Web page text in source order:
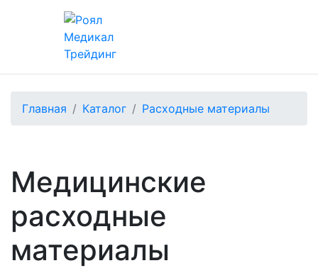
Главная Каталог Расходные материалы
Медицинские
расходные
материалы